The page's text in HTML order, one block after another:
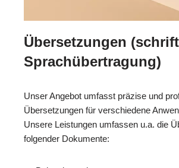
Übersetzungen
Sprachübertragung)
Unser Angebot umfasst präzise und
Übersetzungen für verschiedene
Unsere Leistungen umfassen u.a. die
folgender Dokumente: